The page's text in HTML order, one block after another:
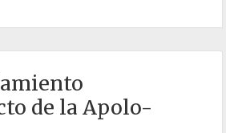
de la Apolo-